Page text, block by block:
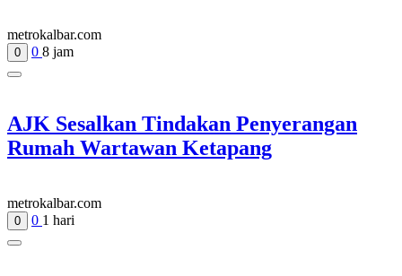
metrokalbar.com
0 0 8 jam
AJK Sesalkan Tindakan Penyerangan
Rumah Wartawan Ketapang
metrokalbar.com
0 0 1 hari